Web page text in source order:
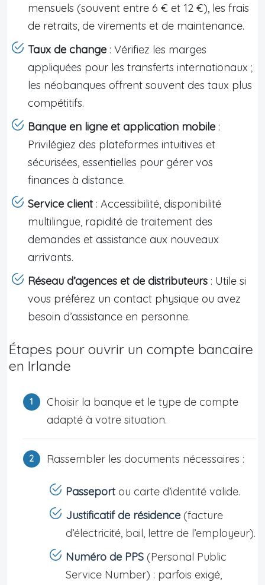
mensuels (souvent entre 6 € et 12 €), les frais
de retraits, de virements et de maintenance.
Taux de change : Vérifiez les marges
appliquées pour les transferts internationaux ;
les néobanques offrent souvent des taux plus
compétitifs.
Banque en ligne et application mobile :
Privilégiez des plateformes intuitives et
sécurisées, essentielles pour gérer vos
finances à distance.
Service client: Accessibilité, disponibilité
multilingue, rapidité de traitement des
demandes et assistance aux nouveaux
arrivants.
Réseau d’agences et de distributeurs : Utile si
vous préférez un contact physique ou avez
besoin d’assistance en personne.
Étapes pour ouvrir un compte bancaire
en Irlande
Choisir la banque et le type de compte
adapté à votre situation.
Rassembler les documents nécessaires :
Passeportou carte d’identité valide.
Justificatif de résidence (facture
d’électricité, bail, lettre de l’employeur).
Numéro de PPS (Personal Public
Service Number) : parfois exigé,